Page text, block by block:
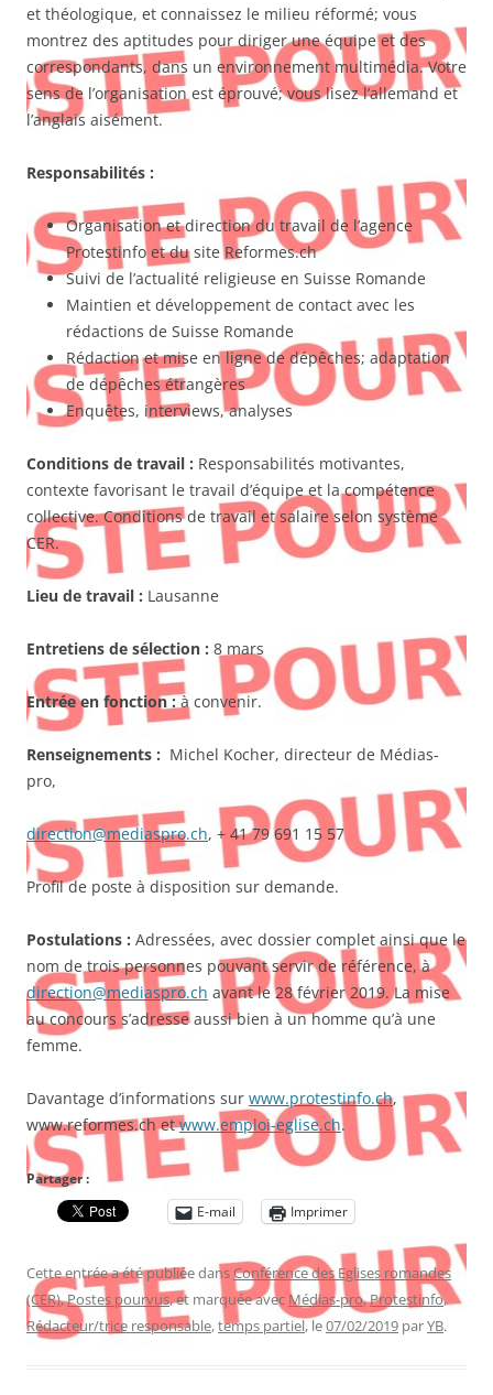
et théologique, et connaissez le milieu réformé; vous
montrez des aptitudes pour diriger une équipe et des
correspondants, dans un environnement multimédia. Votre
sens de l’organisation est éprouvé; vous lisez l’allemand et
l’anglais aisément.
Responsabilités :
Organisation et direction du travail de l’agence
Protestinfo et du site Reformes.ch
Suivi de l’actualité religieuse en Suisse Romande
Maintien et développement de contact avec les
rédactions de Suisse Romande
Rédaction et mise en ligne de dépêches; adaptation
de dépêches étrangères
Enquêtes, interviews, analyses
Conditions de travail : Responsabilités motivantes,
contexte favorisant le travail d’équipe et la compétence
collective. Conditions de travail et salaire selon système
CER.
Lieu de travail : Lausanne
Entretiens de sélection : 8 mars
Entrée en fonction :à convenir.
Renseignements : Michel Kocher, directeur de Médias-
pro,
direction@mediaspro.ch, + 41 79 691 15 57
Profil de poste à disposition sur demande.
Postulations : Adressées, avec dossier complet ainsi que le
nom de trois personnes pouvant servir de référence, à
direction@mediaspro.ch avant le 28 février 2019. La mise
au concours s’adresse aussi bien à un homme qu’à une
femme.
Davantage d’informations sur www.protestinfo.ch,
www.reformes.ch etwww.emploi-eglise.ch.
Partager :
E-mail
Imprimer
Cette entrée a été publiée dansConférence des Eglises romandes
(CER),Postes pourvus, et marquée avec Médias-pro,Protestinfo,
Rédacteur/trice responsable,temps partiel, le07/02/2019 parYB.